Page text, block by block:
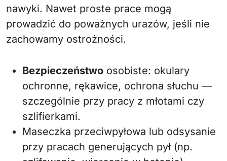
nawyki. Nawet proste prace mogą
prowadzić do poważnych urazów, jeśli nie
zachowamy ostrożności.
Bezpieczeństwo osobiste: okulary
ochronne, rękawice, ochrona słuchu —
szczególnie przy pracy z młotami czy
szlifierkami.
Maseczka przeciwpyłowa lub odsysanie
przy pracach generujących pył (np.